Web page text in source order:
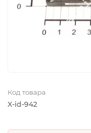
Код товара
X-id-942